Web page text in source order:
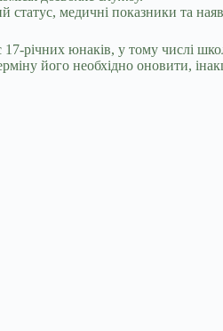
медичні показники та
річних юнаків, у тому числі
його необхідно оновити,